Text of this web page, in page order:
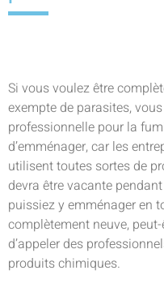
Si vous voulez être
exempte de parasites,
professionnelle pour la
d’emménager, car les
utilisent toutes sortes de
devra être vacante
puissiez y emménager en
complètement neuve,
d’appeler des
produits chimiques.